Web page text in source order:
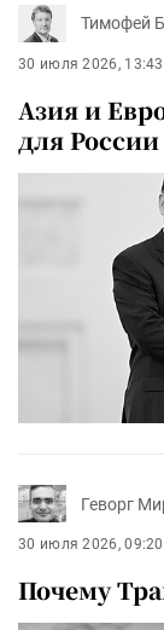
Тимофей
30 июля 2026, 13:43
Азия и
для России
Геворг
30 июля 2026, 09:20
Почему